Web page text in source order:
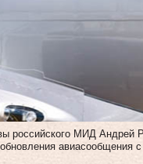
российского МИД Андрей